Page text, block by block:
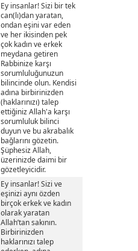
Ey insanlar! Sizi bir tek
can(lı)dan yaratan,
ondan eşini var eden
ve her ikisinden pek
çok kadın ve erkek
meydana getiren
Rabbinize karşı
sorumluluğunuzun
bilincinde olun. Kendisi
adına birbirinizden
(haklarınızı) talep
ettiğiniz Allah'a karşı
sorumluluk bilinci
duyun ve bu akrabalık
bağlarını gözetin.
Şüphesiz Allah,
üzerinizde daimi bir
gözetleyicidir.
Ey insanlar! Sizi ve
eşinizi aynı özden
birçok erkek ve kadın
olarak yaratan
Allah’tan sakının.
Birbirinizden
haklarınızı talep